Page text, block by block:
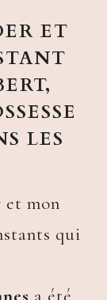
ET
LES
et mon
qui